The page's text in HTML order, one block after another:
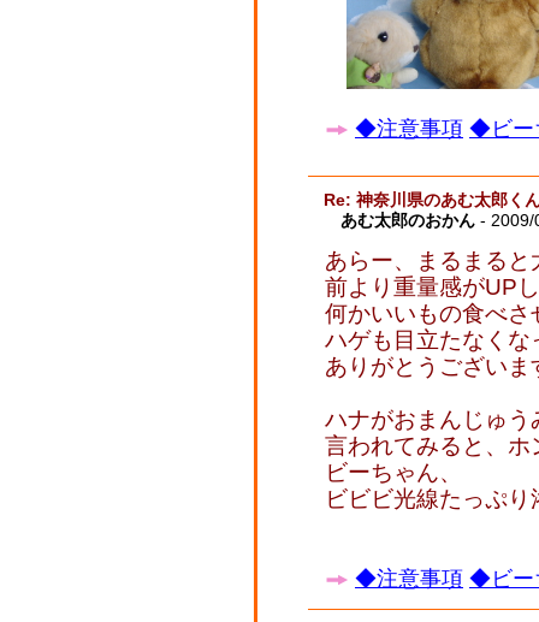
◆注意事項 ◆ビー
Re: 神奈川県のあむ太郎く
あむ太郎のおかん -
あらー、まるまると
前より重量感がUP
何かいいもの食べ
ハゲも目立たなく
ありがとうございま
ハナがおまんじゅう
言われてみると、ホ
ビーちゃん、
ビビビ光線たっぷ
◆注意事項 ◆ビー